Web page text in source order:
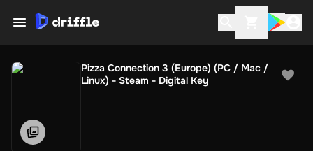
Pizza Connection 3 (Europe) (PC / Mac /
Linux) - Steam - Digital Key